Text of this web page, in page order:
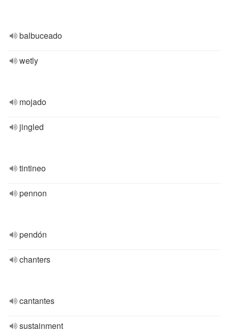
balbuceado
wetly
mojado
jingled
tintineo
pennon
pendón
chanters
cantantes
sustainment